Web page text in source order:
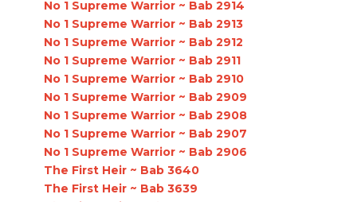
No 1 Supreme Warrior ~ Bab 2914
No 1 Supreme Warrior ~ Bab 2913
No 1 Supreme Warrior ~ Bab 2912
No 1 Supreme Warrior ~ Bab 2911
No 1 Supreme Warrior ~ Bab 2910
No 1 Supreme Warrior ~ Bab 2909
No 1 Supreme Warrior ~ Bab 2908
No 1 Supreme Warrior ~ Bab 2907
No 1 Supreme Warrior ~ Bab 2906
The First Heir ~ Bab 3640
The First Heir ~ Bab 3639